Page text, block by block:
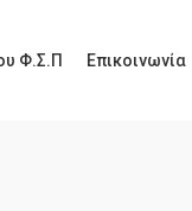
Φ.Σ.Π Επικοινωνία